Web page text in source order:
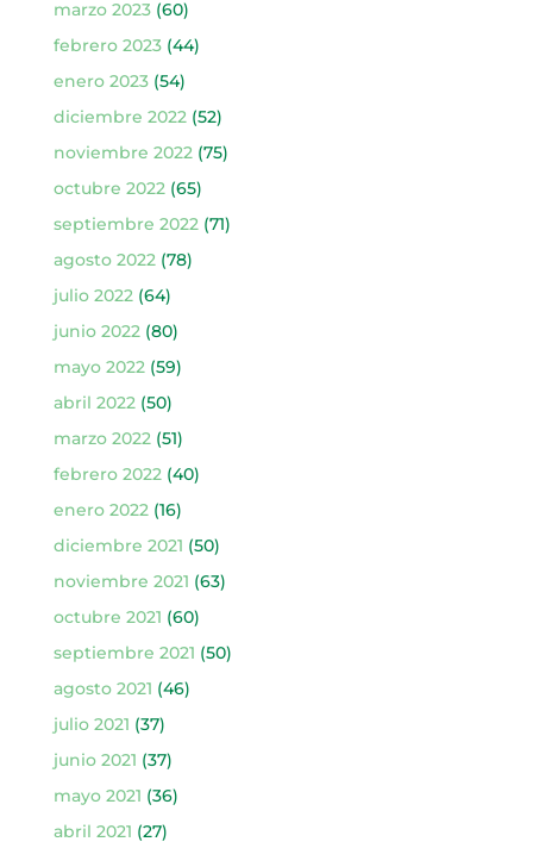
marzo 2023(60)
febrero 2023(44)
enero 2023(54)
diciembre 2022(52)
noviembre 2022(75)
octubre 2022(65)
septiembre 2022(71)
agosto 2022(78)
julio 2022(64)
junio 2022(80)
mayo 2022(59)
abril 2022(50)
marzo 2022(51)
febrero 2022(40)
enero 2022(16)
diciembre 2021 (50)
noviembre 2021 (63)
octubre 2021 (60)
septiembre 2021 (50)
agosto 2021 (46)
julio 2021 (37)
junio 2021 (37)
mayo 2021 (36)
abril 2021 (27)